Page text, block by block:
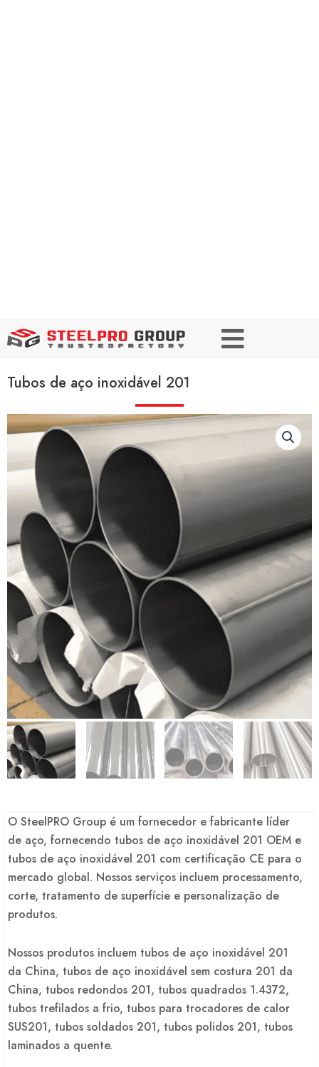
Tubos de aço inoxidável 201
O SteelPRO Group é um fornecedor e fabricante líder
de aço, fornecendo tubos de aço inoxidável 201 OEM e
tubos de aço inoxidável 201 com certificação CE para o
mercado global. Nossos serviços incluem processamento,
corte, tratamento de superfície e personalização de
produtos.
Nossos produtos incluem tubos de aço inoxidável 201
da China, tubos de aço inoxidável sem costura 201 da
China, tubos redondos 201, tubos quadrados 1.4372,
tubos trefilados a frio, tubos para trocadores de calor
SUS201, tubos soldados 201, tubos polidos 201, tubos
laminados a quente.